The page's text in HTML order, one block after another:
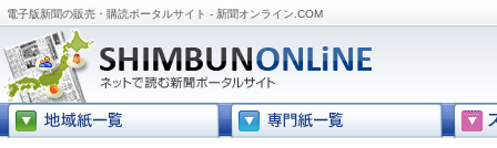
電子版新聞の販売・購読ポータルサイト - 新聞オンライン.COM